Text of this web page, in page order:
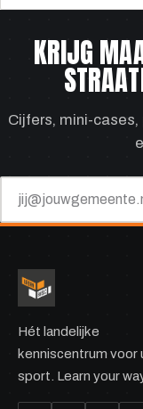
KRIJG
Cijfers, mini-
Hét landelijke
kenniscentrum voor
sport. Learn your